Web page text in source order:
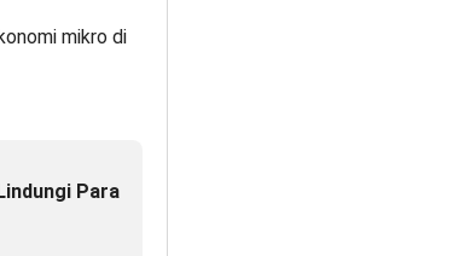
mikro di
Para